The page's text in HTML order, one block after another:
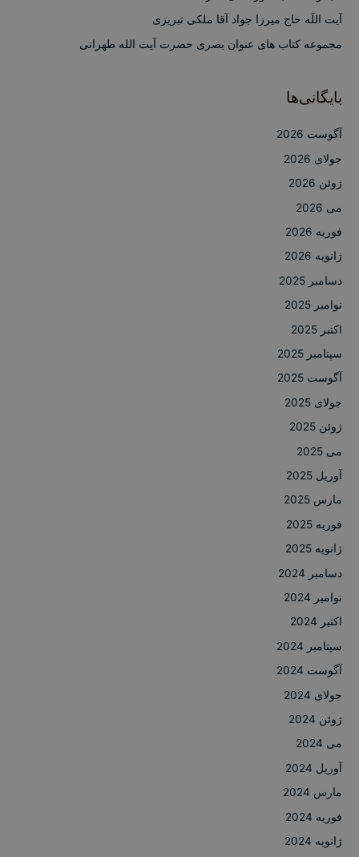
ی
آیت اللَه حاج میرزا جواد آقا ملکی تبریزی
مجموعه کتاب های عنوان بصری حضرت آیت الله طهرانی
بایگانی‌ها
آگوست 2026
جولای 2026
ژوئن 2026
می 2026
فوریه 2026
ژانویه 2026
دسامبر 2025
نوامبر 2025
اکتبر 2025
سپتامبر 2025
آگوست 2025
جولای 2025
ژوئن 2025
می 2025
آوریل 2025
مارس 2025
فوریه 2025
ژانویه 2025
دسامبر 2024
نوامبر 2024
اکتبر 2024
سپتامبر 2024
آگوست 2024
جولای 2024
ژوئن 2024
می 2024
آوریل 2024
مارس 2024
فوریه 2024
ژانویه 2024